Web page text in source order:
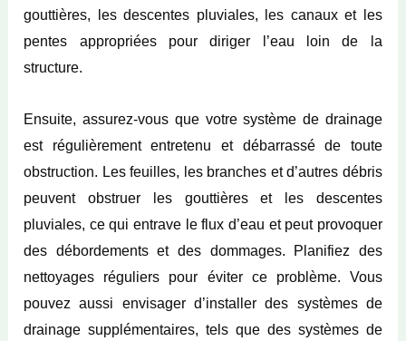
gouttières, les descentes pluviales, les canaux et les
pentes appropriées pour diriger l’eau loin de la
structure.
Ensuite, assurez-vous que votre système de drainage
est régulièrement entretenu et débarrassé de toute
obstruction. Les feuilles, les branches et d’autres débris
peuvent obstruer les gouttières et les descentes
pluviales, ce qui entrave le flux d’eau et peut provoquer
des débordements et des dommages. Planifiez des
nettoyages réguliers pour éviter ce problème. Vous
pouvez aussi envisager d’installer des systèmes de
drainage supplémentaires, tels que des systèmes de